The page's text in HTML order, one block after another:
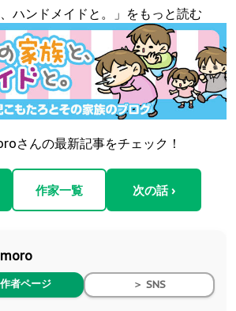
ハンドメイドと。」をもっと読む
さんの最新記事をチェック！
作家一覧 次の話 ›
moro
者ページ ＞ SNS